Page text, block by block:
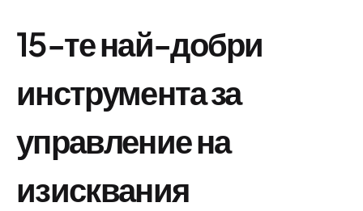
15-те най-добри
инструмента за
управление на
изисквания